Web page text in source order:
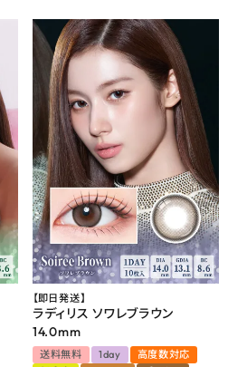
【即日発送】
ラディリス ソワレブラウン
14.0mm
送料無料 1day
高度数対応